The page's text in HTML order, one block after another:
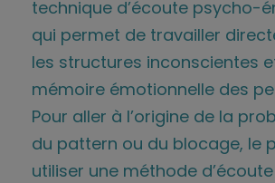
technique d’écoute psycho-
qui permet de travailler
les structures inconscientes
mémoire émotionnelle des
Pour aller à l’origine de la
du pattern ou du blocage, le
utiliser une méthode d’écoute